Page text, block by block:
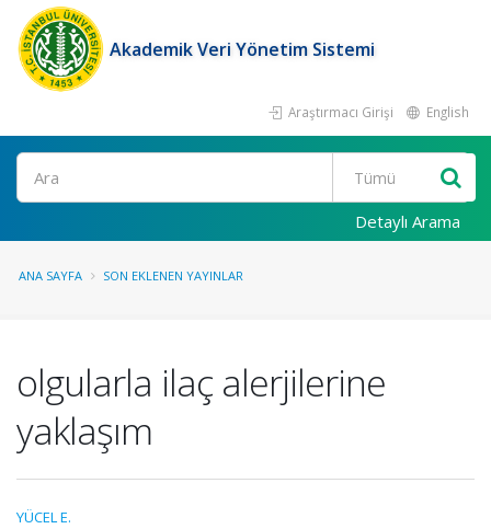
Akademik Veri Yönetim Sistemi
Araştırmacı Girişi English
Ara
Detaylı Arama
ANA SAYFA SON EKLENEN YAYINLAR
olgularla ilaç alerjilerine
yaklaşım
YÜCEL E.